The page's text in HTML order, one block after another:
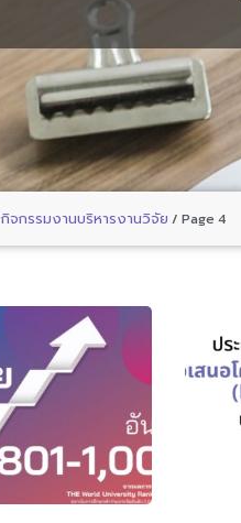
กิจกรรมงานบริหารงานวิจัย / Page 4